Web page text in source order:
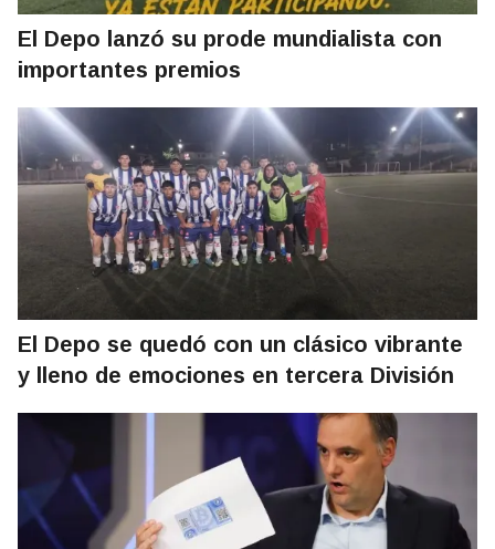
El Depo lanzó su prode mundialista con
importantes premios
El Depo se quedó con un clásico vibrante
y lleno de emociones en tercera División